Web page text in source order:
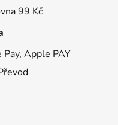
99 Kč
Pay, Apple PAY